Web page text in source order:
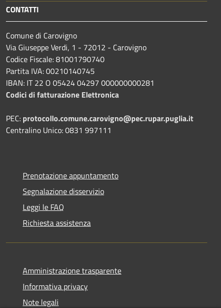
CONTATTI
Comune di Carovigno
Via Giuseppe Verdi, 1 - 72012 - Carovigno
Codice Fiscale: 81001790740
Partita IVA: 00210140745
IBAN: IT 22 O 05424 04297 000000000281
Codici di fatturazione Elettronica
PEC: protocollo.comune.carovigno@pec.rupar.puglia.it
Centralino Unico: 0831 997111
Prenotazione appuntamento
Segnalazione disservizio
Leggi le FAQ
Richiesta assistenza
Amministrazione trasparente
Informativa privacy
Note legali